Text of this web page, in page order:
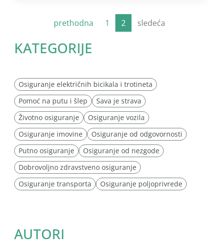
prethodna 1 2 sledeća
KATEGORIJE
Osiguranje električnih bicikala i trotineta
Pomoć na putu i šlep
Sava je strava
Životno osiguranje
Osiguranje vozila
Osiguranje imovine
Osiguranje od odgovornosti
Putno osiguranje
Osiguranje od nezgode
Dobrovoljno zdravstveno osiguranje
Osiguranje transporta
Osiguranje poljoprivrede
AUTORI